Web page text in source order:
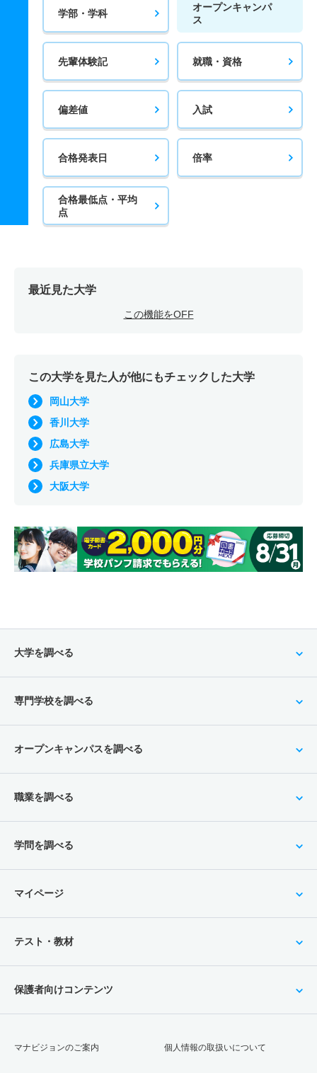
学部・学科
オープンキャンパ
ス
先輩体験記 就職・資格
偏差値 入試
合格発表日 倍率
合格最低点・平均
点
最近見た大学
この機能をOFF
この大学を見た人が他にもチェックした大学
岡山大学
香川大学
広島大学
兵庫県立大学
大阪大学
大学を調べる
専門学校を調べる
オープンキャンパスを調べる
職業を調べる
学問を調べる
マイページ
テスト・教材
保護者向けコンテンツ
マナビジョンのご案内 個人情報の取扱いについて